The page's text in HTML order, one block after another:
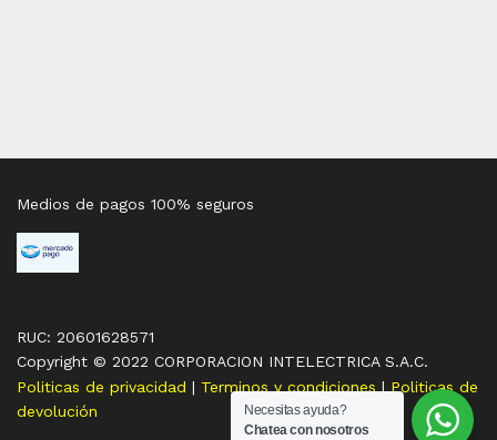
RUC: 20601628571
Copyright © 2022 CORPORACION INTELECTRICA S.A.C.
Medios de pagos 100% seguros
Politicas de privacidad | Terminos y condiciones | Politicas de
devolución
Necesitas ayuda?
Chatea con nosotros